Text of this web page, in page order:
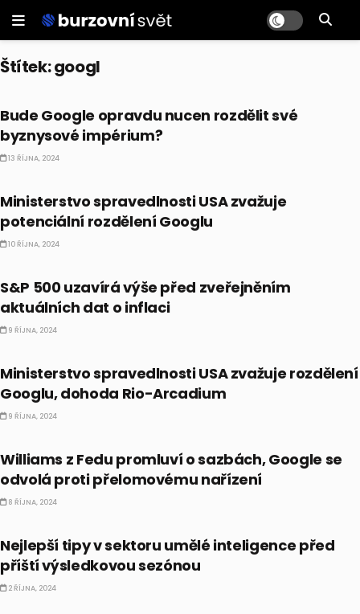
Štítek:googl
Bude Google opravdu nucen rozdělit své
byznysové impérium?
13 ŘÍJNA, 2024
Ministerstvo spravedlnosti USA zvažuje
potenciální rozdělení Googlu
10 ŘÍJNA, 2024
S&P 500 uzavírá výše před zveřejněním
aktuálních dat o inflaci
9 ŘÍJNA, 2024
Ministerstvo spravedlnosti USA zvažuje rozdělení
Googlu, dohoda Rio-Arcadium
9 ŘÍJNA, 2024
Williams z Fedu promluví o sazbách, Google se
odvolá proti přelomovému nařízení
8 ŘÍJNA, 2024
Nejlepší tipy v sektoru umělé inteligence před
příští výsledkovou sezónou
2 ŘÍJNA, 2024